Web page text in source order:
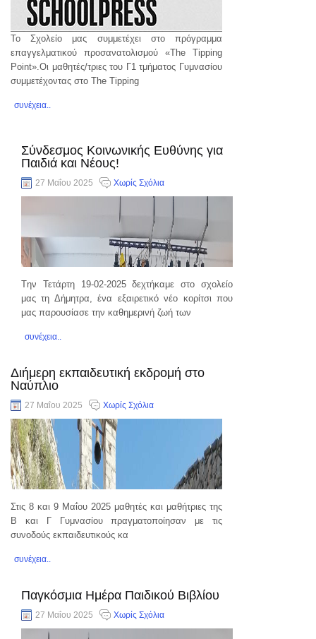
Το Σχολείο μας συμμετέχει στο πρόγραμμα
επαγγελματικού προσανατολισμού «The Tipping
Point».Οι μαθητές/τριες του Γ1 τμήματος Γυμνασίου
συμμετέχοντας στο The Tipping
συνέχεια..
Σύνδεσμος Κοινωνικής Ευθύνης για
Παιδιά και Νέους!
27 Μαΐου 2025 Χωρίς Σχόλια
Tην Τετάρτη 19-02-2025 δεχτήκαμε στο σχολείο
μας τη Δήμητρα, ένα εξαιρετικό νέο κορίτσι που
μας παρουσίασε την καθημερινή ζωή των
συνέχεια..
Διήμερη εκπαιδευτική εκδρομή στο
Ναύπλιο
27 Μαΐου 2025 Χωρίς Σχόλια
Στις 8 και 9 Μαΐου 2025 μαθητές και μαθήτριες της
Β και Γ Γυμνασίου πραγματοποίησαν με τις
συνοδούς εκπαιδευτικούς κα
συνέχεια..
Παγκόσμια Ημέρα Παιδικού Βιβλίου
27 Μαΐου 2025 Χωρίς Σχόλια